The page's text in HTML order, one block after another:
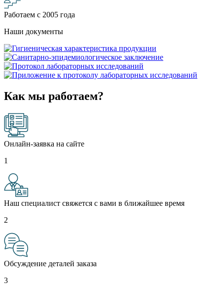
Работаем с 2005 года
Наши документы
Как мы работаем?
Онлайн-заявка на сайте
1
Наш специалист свяжется с вами в ближайшее время
2
Обсуждение деталей заказа
3